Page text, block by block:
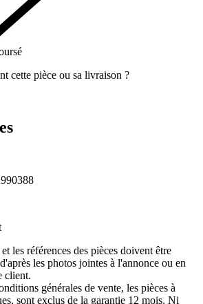
cette pièce ou sa livraison ?
les références des pièces doivent être
les photos jointes à l'annonce ou en
client.
générales de vente, les pièces à
sont exclus de la garantie 12 mois. Ni